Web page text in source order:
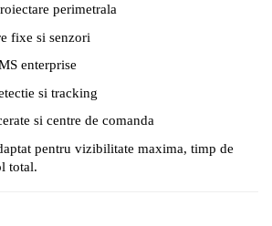
perimetrala
fixe si senzori
enterprise
si tracking
si centre de comanda
pentru vizibilitate maxima, timp de
total.